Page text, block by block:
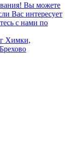
Вы можете
Вас интересует
с нами по
Химки,